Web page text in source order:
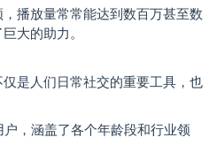
播放量常常能达到数百万甚至数
大的助力。
是人们日常社交的重要工具，也
，涵盖了各个年龄段和行业领